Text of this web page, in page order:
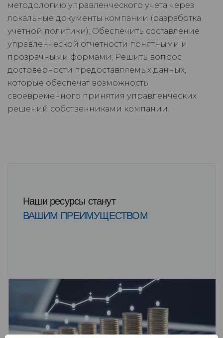
методологию управленческого учета через
локальные документы компании (разработка
учетной политики); Обеспечить составление
управленческой отчетности понятными и
прозрачными формами; Решить вопрос
достоверности предоставляемых данных,
которые обеспечат возможность
своевременного принятия управленческих
решений собственниками компании.
Наши ресурсы станут
ВАШИМ ПРЕИМУЩЕСТВОМ